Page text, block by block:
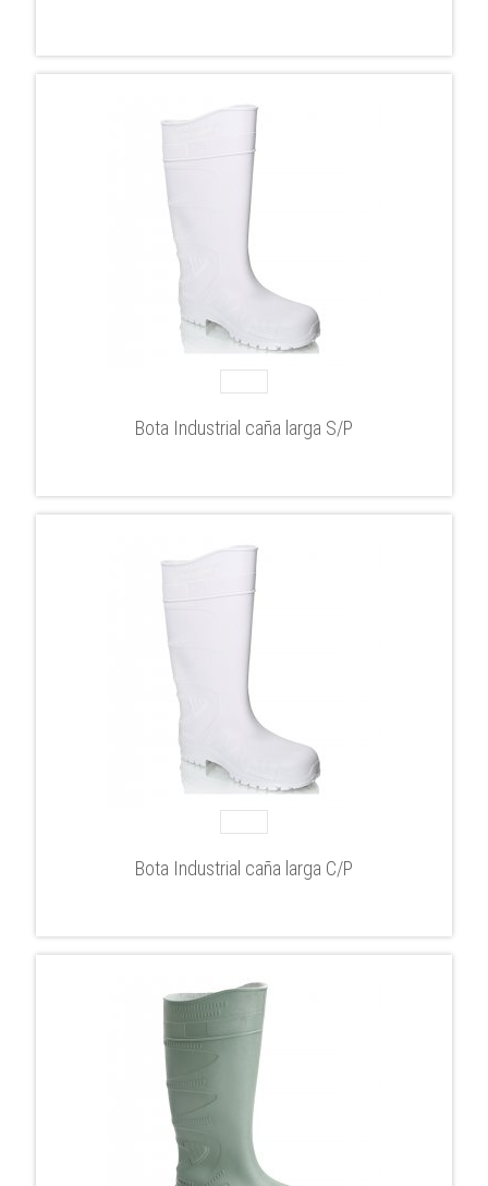
Bota Industrial caña larga S/P
Bota Industrial caña larga C/P